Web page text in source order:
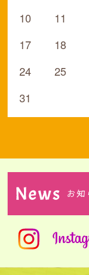
10
11
17
18
24
25
31